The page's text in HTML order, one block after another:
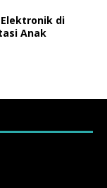
di
Anak